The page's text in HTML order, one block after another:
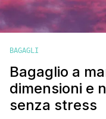
BAGAGLI
Bagaglio a
dimensioni e
senza stress